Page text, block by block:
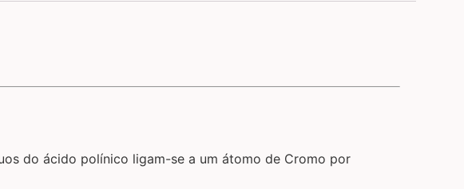
do ácido polínico ligam-se a um átomo de Cromo por